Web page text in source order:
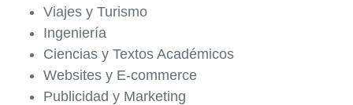
Viajes y Turismo
Ingeniería
Ciencias y Textos Académicos
Websites y E-commerce
Publicidad y Marketing